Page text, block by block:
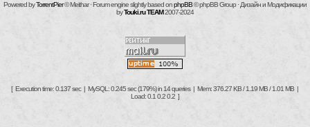
Powered byTorrentPier© Meithar · Forum engine slightly based onphpBB© phpBB Group · Дизайн и Модификации
byTouki.ru TEAM2007-2024
[ Execution time: 0.137 sec | MySQL: 0.245 sec (179%) in 14 queries | Mem: 376.27 KB / 1.19 MB / 1.01 MB |
Load: 0.1 0.2 0.2 ]